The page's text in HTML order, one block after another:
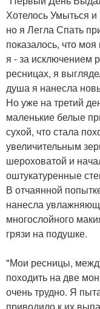
Хотелось Умыться
но я Легла Спать
показалось, что
я - за исключением
ресницах, я
душа я нанесла
Но уже на третий
маленькие белые
сухой, что стала
увеличительным
шероховатой и
оштукатуренные
В отчаянной
нанесла
многослойного
грязи на подушке.
"Мои ресницы,
походить на две
очень трудно. Я
приводило к их